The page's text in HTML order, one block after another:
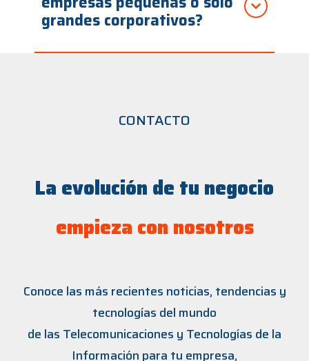
grandes corporativos?
CONTACTO
La evolución de tu negocio
empieza con nosotros
Conoce las más recientes noticias, tendencias y
tecnologías del mundo
de las Telecomunicaciones y Tecnologías de la
Información para tu empresa,